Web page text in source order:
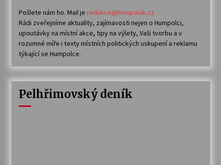
Pošlete nám ho. Mail je redakce@humpolak.cz
Rádi zveřejníme aktuality, zajímavosti nejen o Humpolci,
upoutávky na místní akce, tipy na výlety, Vaši tvorbu a v
rozumné míře i texty místních politických uskupení a reklamu
týkající se Humpolce.
Pelhřimovský deník